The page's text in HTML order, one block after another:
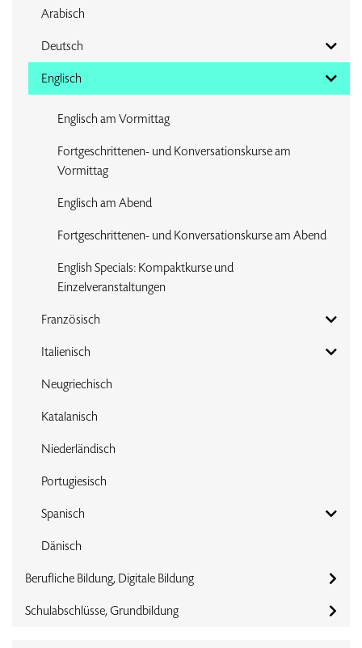
Arabisch
Deutsch
Englisch
Englisch am Vormittag
Fortgeschrittenen- und Konversationskurse am
Vormittag
Englisch am Abend
Fortgeschrittenen- und Konversationskurse am Abend
English Specials: Kompaktkurse und
Einzelveranstaltungen
Französisch
Italienisch
Neugriechisch
Katalanisch
Niederländisch
Portugiesisch
Spanisch
Dänisch
Berufliche Bildung, Digitale Bildung
Schulabschlüsse, Grundbildung